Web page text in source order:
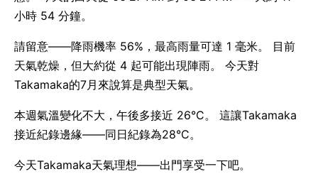
小時 54 分鐘。
請留意——降雨機率 56%，最高雨量可達 1 毫米。 目前
天氣乾燥，但大約從 4 起可能出現陣雨。 今天對
Takamaka的7月來說算是典型天氣。
本週氣溫變化不大，午後多接近 26°C。 這讓Takamaka
接近紀錄邊緣——同日紀錄為28°C。
今天Takamaka天氣理想——出門享受一下吧。